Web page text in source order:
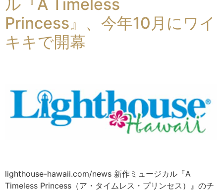
ル『A Timeless
Princess』、今年10月にワイ
キキで開幕
lighthouse-hawaii.com/news 新作ミュージカル『A
Timeless Princess（ア・タイムレス・プリンセス）』のチ